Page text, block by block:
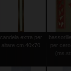
candela extra per
altare cm.40x70
per